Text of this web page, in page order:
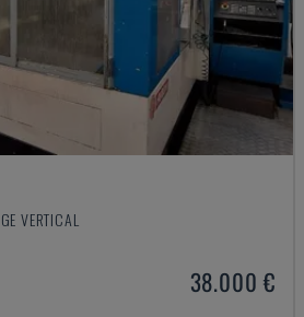
VERTICAL
38.000 €